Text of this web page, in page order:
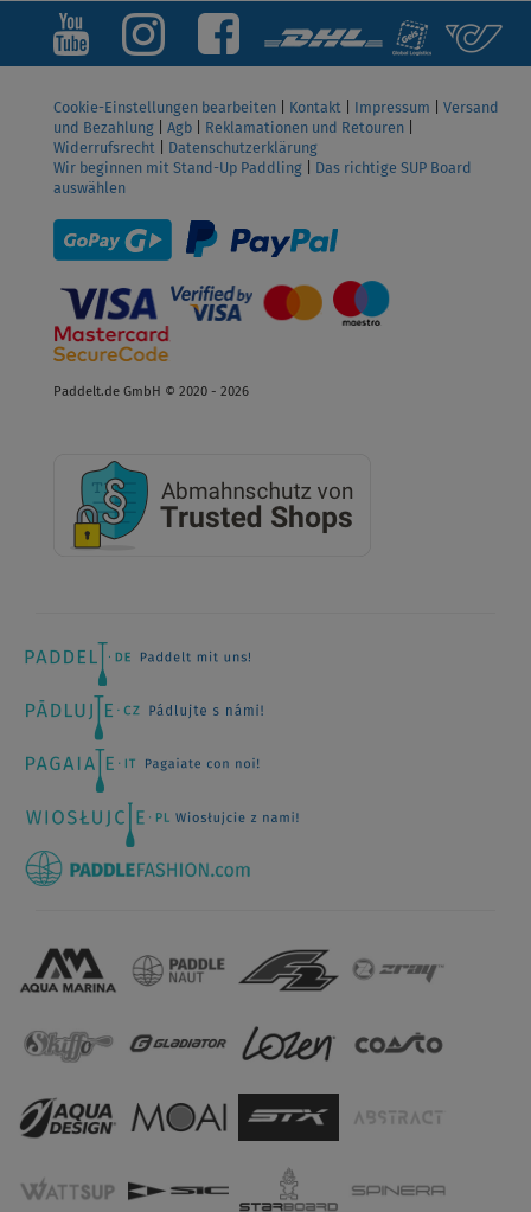
Cookie-Einstellungen bearbeiten Kontakt Impressum
Versand
und Bezahlung
Agb Reklamationen und Retouren
Widerrufsrecht
Datenschutzerklärung
Wir beginnen mit Stand-Up Paddling
Das richtige SUP Board
auswählen
Paddelt.de GmbH © 2020 - 2026